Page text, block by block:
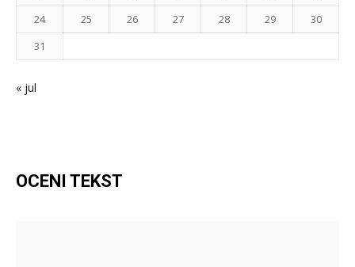
24
25 26 27 28 29
30
31
« jul
OCENI TEKST